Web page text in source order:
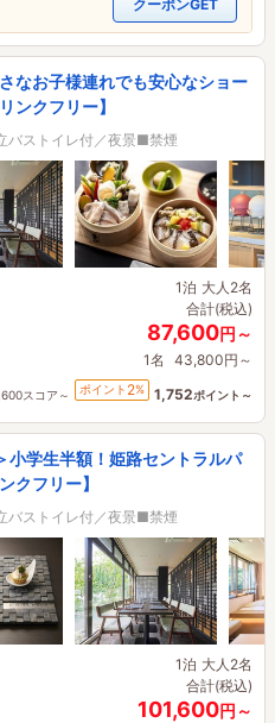
クーポンGET
なお子様連れでも安心なショー
ンクフリー】
バストイレ付／夜景■禁煙
1泊 大人2名
合計(税込)
87,600円～
1名 43,800円～
スコア～ ポイント 2% 1,752ポイント～
小学生半額！姫路セントラルパ
クフリー】
バストイレ付／夜景■禁煙
1泊 大人2名
合計(税込)
101,600円～